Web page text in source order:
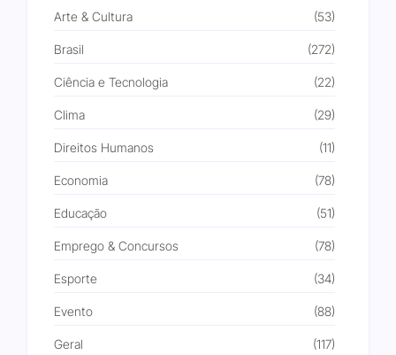
Arte & Cultura (53)
Brasil (272)
Ciência e Tecnologia (22)
Clima (29)
Direitos Humanos (11)
Economia (78)
Educação (51)
Emprego & Concursos (78)
Esporte (34)
Evento (88)
Geral (117)